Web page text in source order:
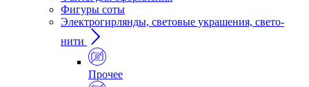
Фигуры соты
Электрогирлянды, световые украшения, свето-
нити
Прочее